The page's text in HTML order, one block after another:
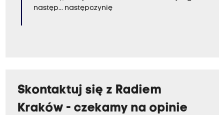
następ... następczynię
Skontaktuj się z Radiem
Kraków - czekamy na opinie